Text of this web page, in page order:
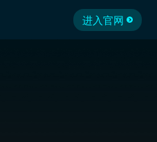
进入官网